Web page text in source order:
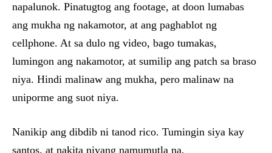
napalunok. Pinatugtog ang footage, at doon lumabas
ang mukha ng nakamotor, at ang paghablot ng
cellphone. At sa dulo ng video, bago tumakas,
lumingon ang nakamotor, at sumilip ang patch sa braso
niya. Hindi malinaw ang mukha, pero malinaw na
uniporme ang suot niya.
Nanikip ang dibdib ni tanod rico. Tumingin siya kay
santos, at nakita niyang namumutla na.